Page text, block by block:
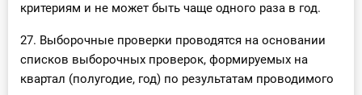
критериям и не может быть чаще одного раза в год.
27. Выборочные проверки проводятся на основании
списков выборочных проверок, формируемых на
квартал (полугодие, год) по результатам проводимого